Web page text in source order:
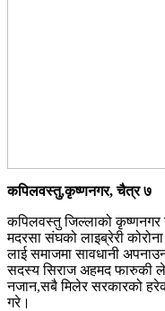
कपिलवस्तु,कृष्णनगर, चैत्र ७
कपिलवस्तु जिल्लाको कृष्णनगर
मदरसा संघको लाइब्रेरी
लाई समाजमा सावधानी
सदस्य सिराज अहमद फारुकी ले
नजान,सबै मिलेर सरकारको
गरे।